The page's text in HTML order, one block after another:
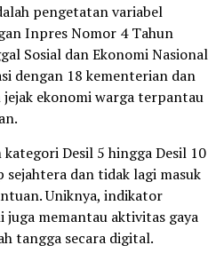
pengetatan variabel
Inpres Nomor 4 Tahun
Sosial dan Ekonomi Nasional
dengan 18 kementerian dan
jejak ekonomi warga terpantau
kategori Desil 5 hingga Desil 10
sejahtera dan tidak lagi masuk
Uniknya, indikator
memantau aktivitas gaya
tangga secara digital.